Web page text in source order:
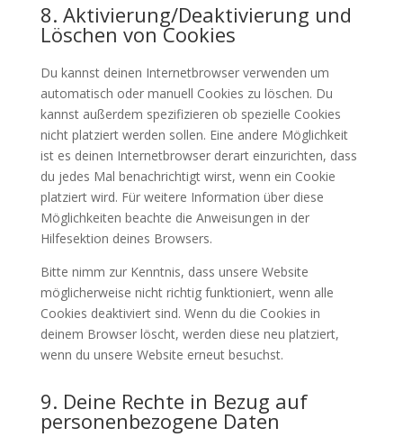
8. Aktivierung/Deaktivierung und
Löschen von Cookies
Du kannst deinen Internetbrowser verwenden um
automatisch oder manuell Cookies zu löschen. Du
kannst außerdem spezifizieren ob spezielle Cookies
nicht platziert werden sollen. Eine andere Möglichkeit
ist es deinen Internetbrowser derart einzurichten, dass
du jedes Mal benachrichtigt wirst, wenn ein Cookie
platziert wird. Für weitere Information über diese
Möglichkeiten beachte die Anweisungen in der
Hilfesektion deines Browsers.
Bitte nimm zur Kenntnis, dass unsere Website
möglicherweise nicht richtig funktioniert, wenn alle
Cookies deaktiviert sind. Wenn du die Cookies in
deinem Browser löscht, werden diese neu platziert,
wenn du unsere Website erneut besuchst.
9. Deine Rechte in Bezug auf
personenbezogene Daten